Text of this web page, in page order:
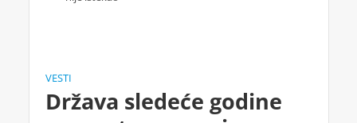
VESTI
Država sledeće godine